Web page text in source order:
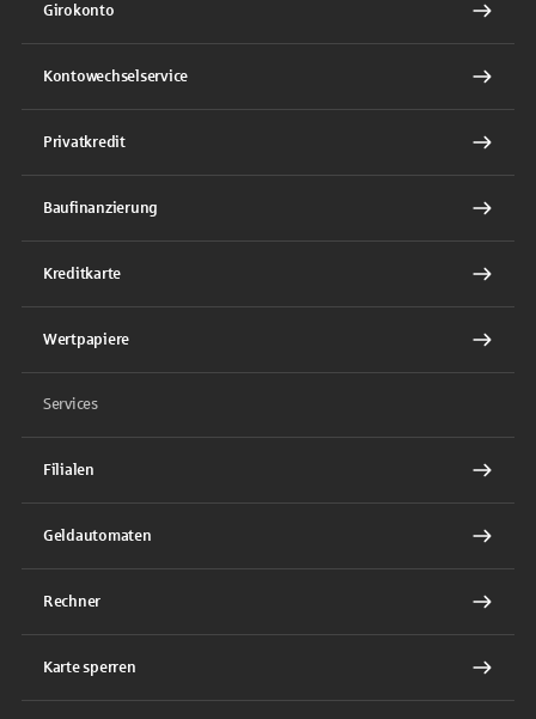
Girokonto
Kontowechselservice
Privatkredit
Baufinanzierung
Kreditkarte
Wertpapiere
Services
Filialen
Geldautomaten
Rechner
Karte sperren